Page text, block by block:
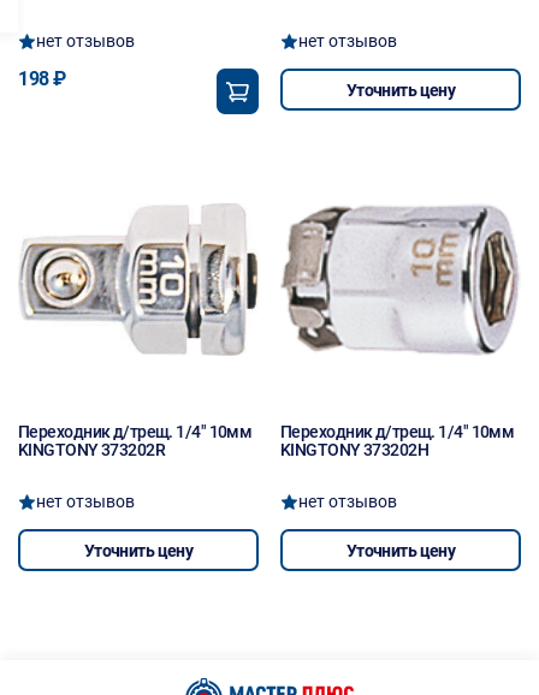
нет отзывов
198 ₽
нет отзывов
Уточнить цену
Переходник д/трещ. 1/4" 10мм
KINGTONY 373202R
нет отзывов
Уточнить цену
Переходник д/трещ. 1/4" 10мм
KINGTONY 373202H
нет отзывов
Уточнить цену